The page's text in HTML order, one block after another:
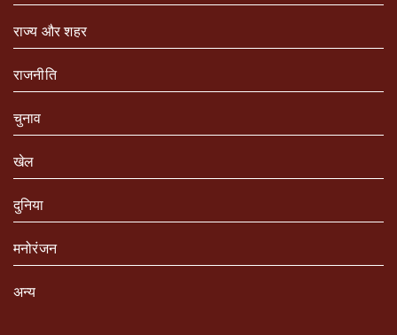
राज्य और शहर
राजनीति
चुनाव
खेल
दुनिया
मनोरंजन
अन्य